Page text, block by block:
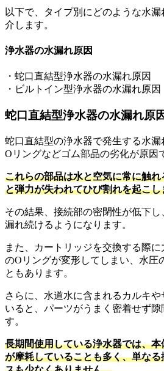
以下で、タイプ別にどのような水
介します。
浄水器の水漏れ原因
・蛇口直結型浄水器の水漏れ原因
・ビルトイン型浄水器の水漏れ原因
蛇口直結型浄水器の水漏れ原
蛇口直結型の浄水器で発生する水
Oリングなどゴム部品の劣化が原因
これらの部品は水と空気に常に触
と弾力が失われてひび割れを起こし
その結果、接続部の密閉性が低下
漏れ続けるようになります。
また、カートリッジを交換する際
のOリングが変形してしまい、水圧
ともあります。
さらに、水道水に含まれるカルキ
いると、パーツがうまく密着せず隙
す。
長期間使用している浄水器では、
が摩耗していることも多く、単な